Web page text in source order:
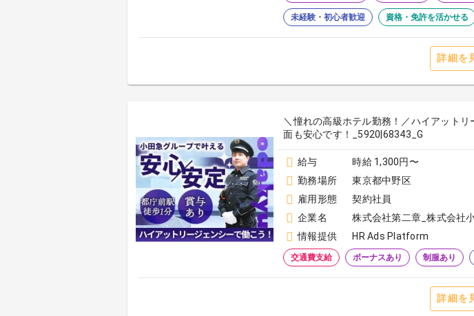
未経験・初心者歓迎 資格・免許を活かせる
詳細を
＼憧れの高級ホテル勤務！／ハイアット
面も安心です！_5920|68343_G
給与
時給 1,300円〜
勤務場所
東京都中野区
雇用形態
契約社員
企業名
株式会社第二章_株式会社
情報提供
HR Ads Platform
交通費支給 ボーナスあり 制服あり
詳細を